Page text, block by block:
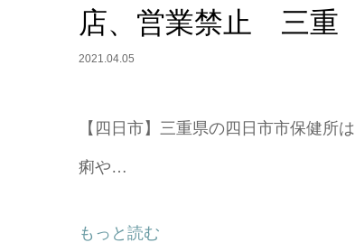
店、営業禁止 三重
2021.04.05
【四日市】三重県の四日市市保健
痢や…
もっと読む